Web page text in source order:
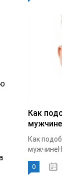
Как
Как
0